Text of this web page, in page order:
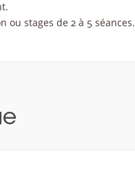
ou stages de 2 à 5 séances.